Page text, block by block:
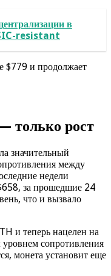
в
resistant
только рост
значительный
между
недели
за прошедшие 24
что и вызвало
и теперь нацелен на
сопротивления
монета установит еще